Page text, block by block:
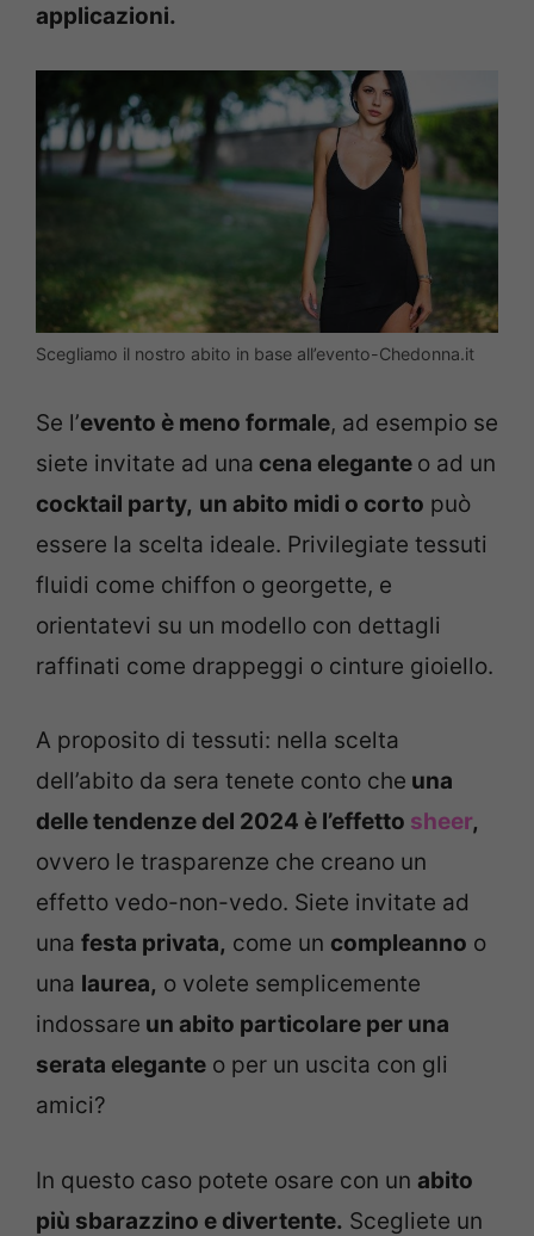
applicazioni.
Scegliamo il nostro abito in base all’evento-Chedonna.it
Se l’evento è meno formale, ad esempio se
siete invitate ad una cena elegante o ad un
cocktail party, un abito midi o corto può
essere la scelta ideale. Privilegiate tessuti
fluidi come chiffon o georgette, e
orientatevi su un modello con dettagli
raffinati come drappeggi o cinture gioiello.
A proposito di tessuti: nella scelta
dell’abito da sera tenete conto che una
delle tendenze del 2024 è l’effetto sheer,
ovvero le trasparenze che creano un
effetto vedo-non-vedo. Siete invitate ad
una festa privata, come un compleanno o
una laurea, o volete semplicemente
indossare un abito particolare per una
serata elegante o per un uscita con gli
amici?
In questo caso potete osare con un abito
più sbarazzino e divertente. Scegliete un